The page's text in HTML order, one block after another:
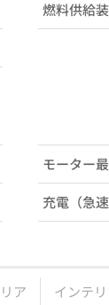
燃料供給
モーター
充電（急速
ア インテ